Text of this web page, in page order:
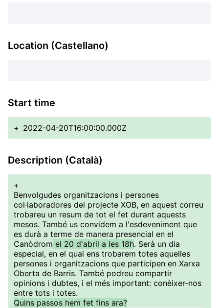
Location (Castellano)
Start time
+ 2022-04-20T16:00:00.000Z
Description (Català)
+
Benvolgudes organitzacions i persones
col·laboradores del projecte XOB, en aquest correu
trobareu un resum de tot el fet durant aquests
mesos. També us convidem a l'esdeveniment que
es durà a terme de manera presencial en el
Canòdrom el 20 d'abril a les 18h. Serà un dia
especial, en el qual ens trobarem totes aquelles
persones i organitzacions que participen en Xarxa
Oberta de Barris. També podreu compartir
opinions i dubtes, i el més important: conèixer-nos
entre tots i totes.
Quins passos hem fet fins ara?